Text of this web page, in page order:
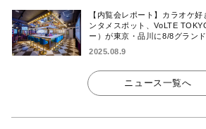
【内覧会レポート】カラオケ
ンタメスポット、VoLTE
ー）が東京・品川に8/8グランド
2025.08.9
ニュース一覧へ